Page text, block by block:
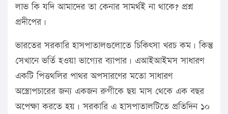
লাভ কি যদি আমাদের তা কেনার সামর্থই না থাকে? প্রশ্ন
প্রদীপের।
ভারতের সরকারি হাসপাতালগুলোতে চিকিৎসা খরচ কম। কিন্তু
সেখানে ভর্তি হওয়া ভাগ্যের ব্যাপার। এআইআইমস সাধারণ
একটি পিত্তথলির পাথর অপসারণের মতো সাধারণ
অস্ত্রোপচারের জন্য একজন রুগীকে ছয় মাস থেকে এক বছর
অপেক্ষা করতে হয়। সরকারি এ হাসপাতালটিতে প্রতিদিন ১০